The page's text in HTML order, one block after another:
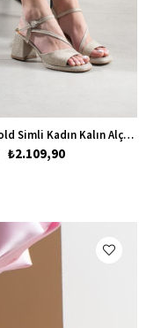
Udine Gold Simli Kadın Kalın Alçak Topuklu Ayakkabı
₺2.109,90